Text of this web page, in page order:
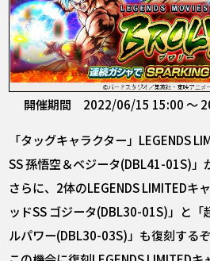
開催期間 2022/06/15 15:00 ～
「タッグキャラクター」LEGENDS
SS 孫悟空＆ベジータ(DBL41-01S)」
さらに、2体のLEGENDS LIMITEDキ
ッドSS ゴジータ(DBL30-01S)」と「
ルパワー(DBL30-03S)」も復刻するぞ